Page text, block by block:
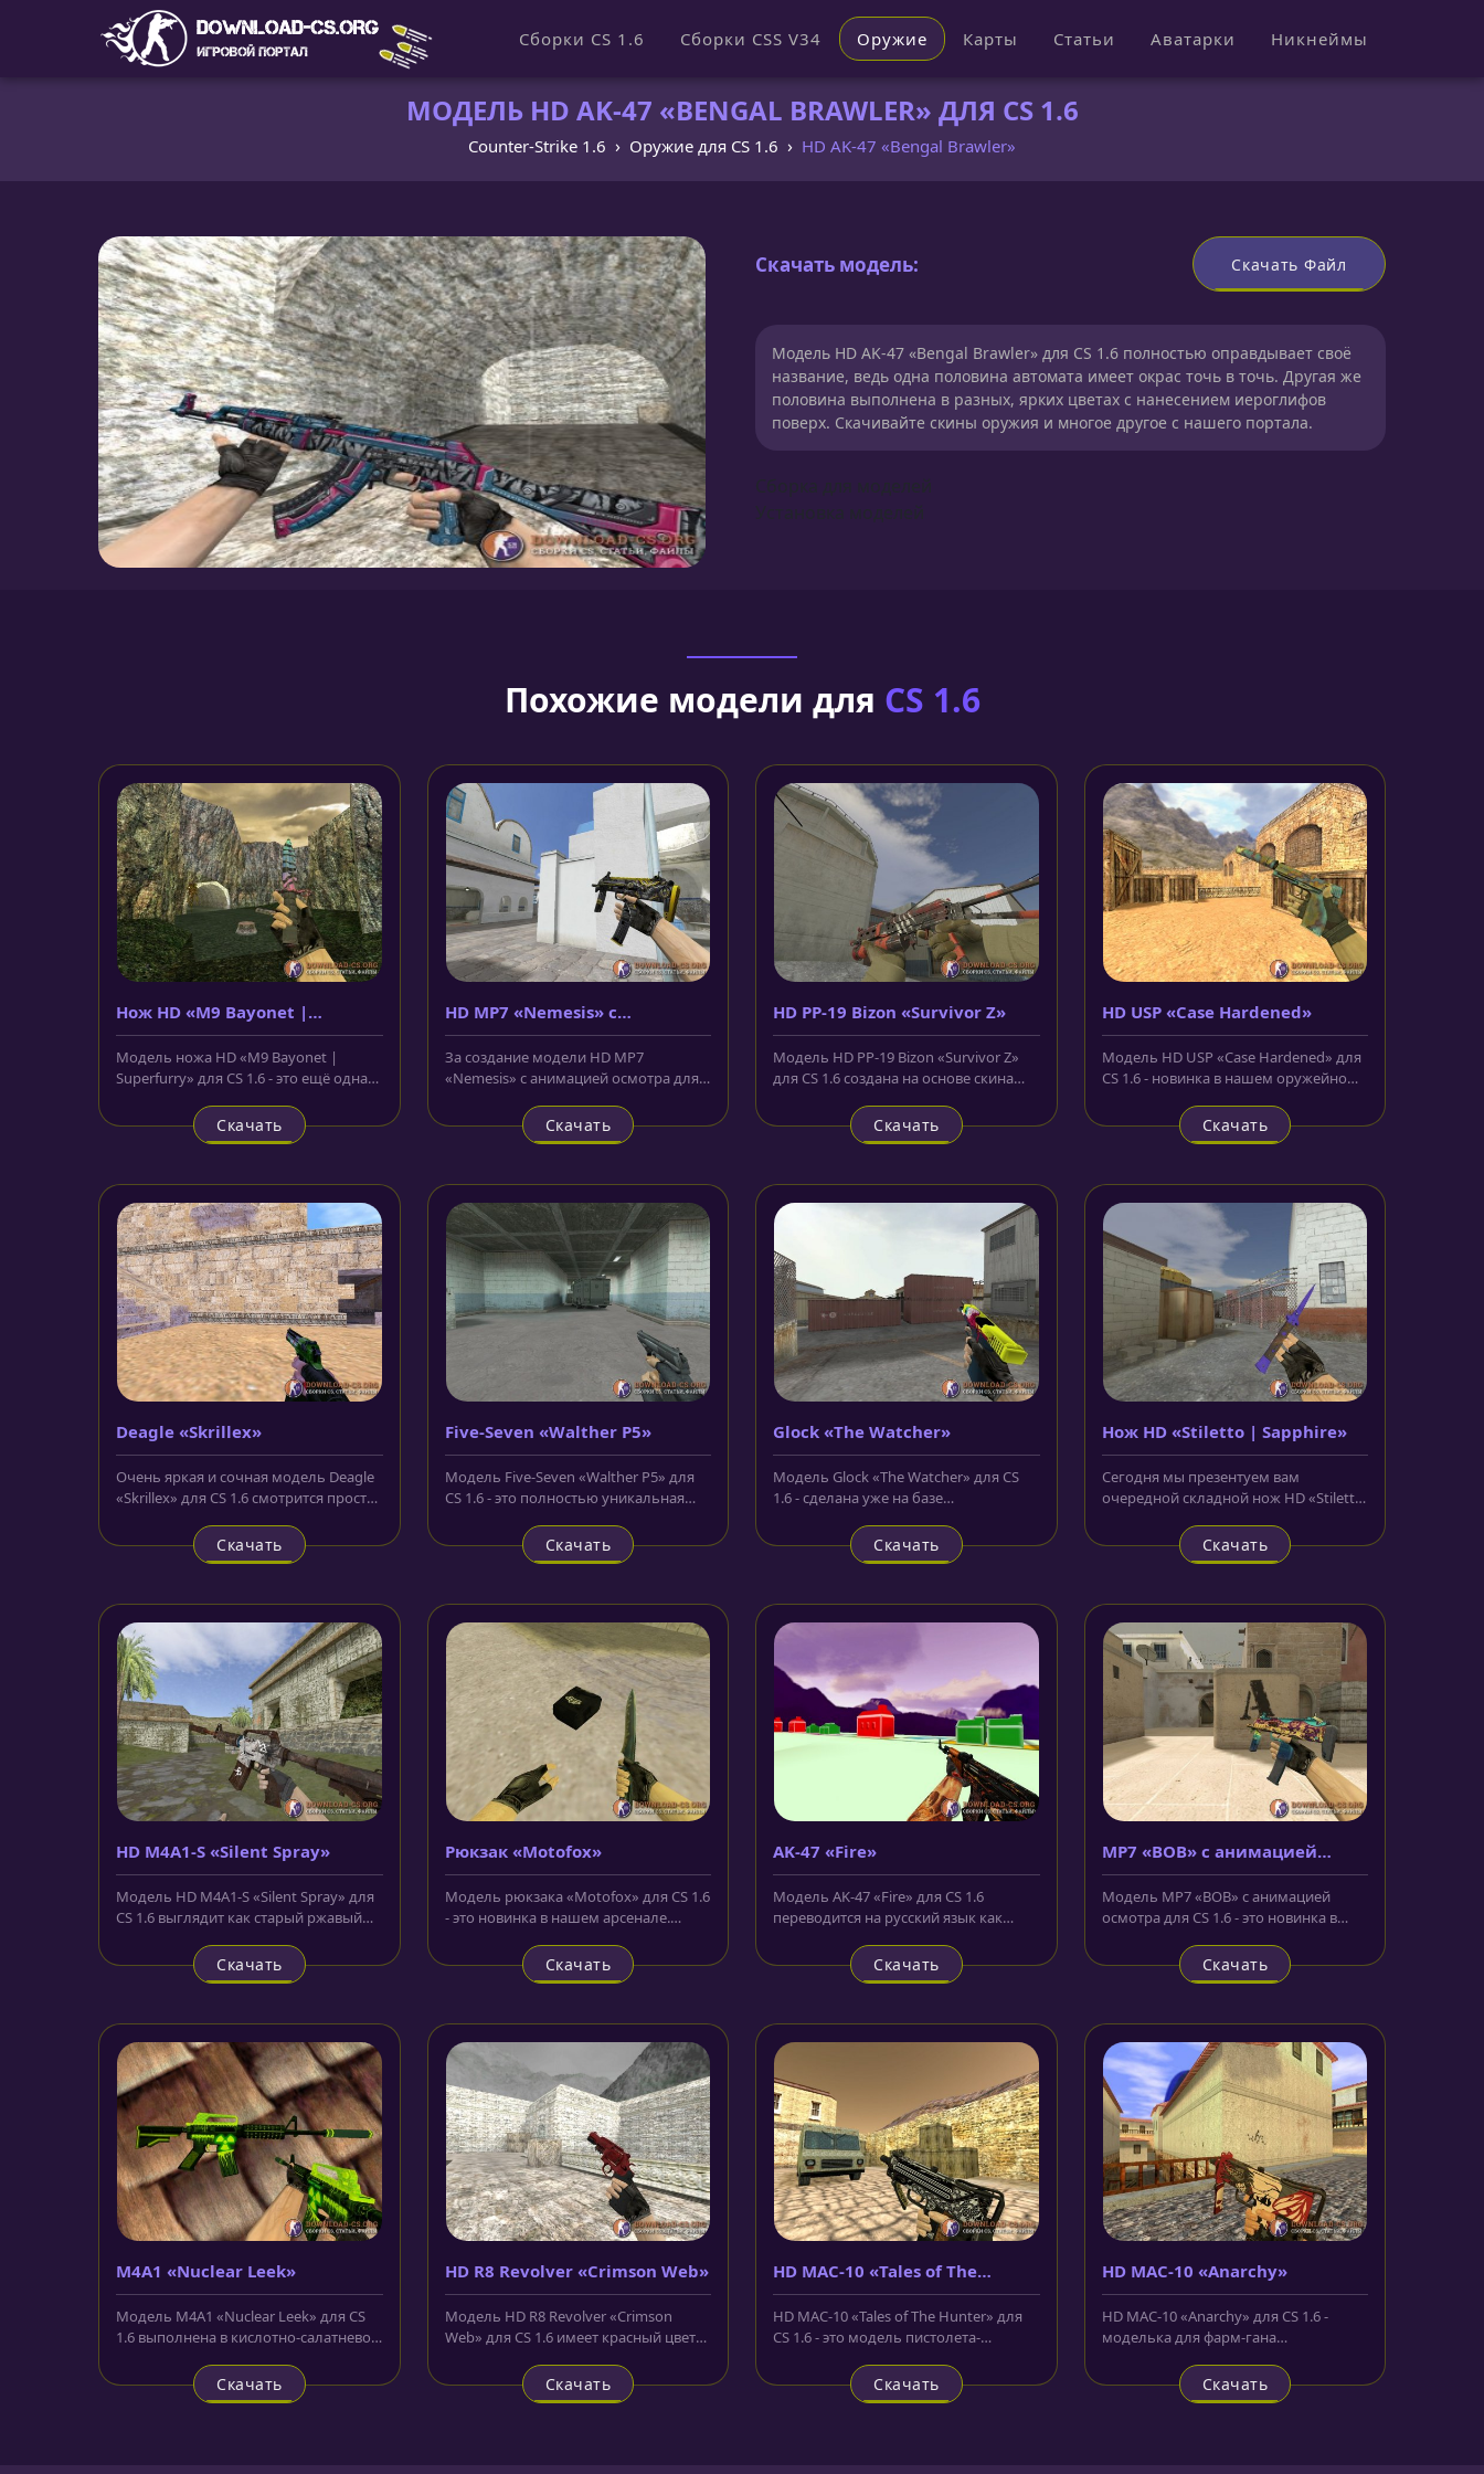
Сборки CS 1.6 Сборки CSS V34 Оружие Карты Статьи Аватарки Никнеймы
МОДЕЛЬ HD AK-47 «BENGAL BRAWLER» ДЛЯ CS 1.6
Counter-Strike 1.6 Оружие для CS 1.6 HD AK-47 «Bengal Brawler»
Скачать модель: Скачать Файл
Модель HD AK-47 «Bengal Brawler» для CS 1.6 полностью оправдывает своё
название, ведь одна половина автомата имеет окрас точь в точь. Другая же
половина выполнена в разных, ярких цветах с нанесением иероглифов
поверх. Скачивайте скины оружия и многое другое с нашего портала.
Похожие модели для CS 1.6
Нож HD «M9 Bayonet |
Superfurry»
Модель ножа HD «M9 Bayonet |
Superfurry» для CS 1.6 - это ещё одна
Скачать
HD MP7 «Nemesis» с
анимацией осмотра
За создание модели HD MP7
«Nemesis» с анимацией осмотра для
Скачать
HD PP-19 Bizon «Survivor Z»
Модель HD PP-19 Bizon «Survivor Z»
для CS 1.6 создана на основе скина
Скачать
HD USP «Case Hardened»
Модель HD USP «Case Hardened» для
CS 1.6 - новинка в нашем оружейном
Скачать
Deagle «Skrillex»
Очень яркая и сочная модель Deagle
«Skrillex» для CS 1.6 смотрится просто
Скачать
Five-Seven «Walther P5»
Модель Five-Seven «Walther P5» для
CS 1.6 - это полностью уникальная
Скачать
Glock «The Watcher»
Модель Glock «The Watcher» для CS
1.6 - сделана уже на базе
своей...
Скачать
Нож HD «Stiletto | Sapphire»
Сегодня мы презентуем вам
очередной складной нож HD «Stiletto
Скачать
HD M4A1-S «Silent Spray»
Модель HD M4A1-S «Silent Spray» для
CS 1.6 выглядит как старый ржавый
Скачать
Рюкзак «Motofox»
Модель рюкзака «Motofox» для CS 1.6
- это новинка в нашем арсенале.
Скачать
AK-47 «Fire»
Модель AK-47 «Fire» для CS 1.6
переводится на русский язык как
руки,...
Скачать
MP7 «BOB» с анимацией
осмотра
Модель MP7 «BOB» с анимацией
осмотра для CS 1.6 - это новинка в
можете...
Скачать
M4A1 «Nuclear Leek»
Модель M4A1 «Nuclear Leek» для CS
1.6 выполнена в кислотно-салатневом
Скачать
HD R8 Revolver «Crimson Web»
Модель HD R8 Revolver «Crimson
Web» для CS 1.6 имеет красный цвет
Скачать
HD MAC-10 «Tales of The
Hunter»
HD MAC-10 «Tales of The Hunter» для
CS 1.6 - это модель пистолета-
Скачать
HD MAC-10 «Anarchy»
HD MAC-10 «Anarchy» для CS 1.6 -
моделька для фарм-гана
красном, белом и...Скачать